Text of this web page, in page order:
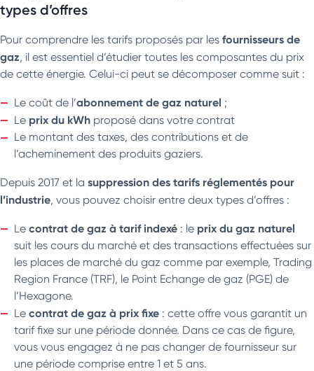
types d’offres
Pour comprendre les tarifs proposés par les fournisseurs de
gaz, il est essentiel d’étudier toutes les composantes du prix
de cette énergie. Celui-ci peut se décomposer comme suit :
Le coût de l’abonnement de gaz naturel ;
Le prix du kWh proposé dans votre contrat
Le montant des taxes, des contributions et de
l’acheminement des produits gaziers.
Depuis 2017 et la suppression des tarifs réglementés pour
l’industrie, vous pouvez choisir entre deux types d’offres :
Le contrat de gaz à tarif indexé : le prix du gaz naturel
suit les cours du marché et des transactions effectuées sur
les places de marché du gaz comme par exemple, Trading
Region France (TRF), le Point Echange de gaz (PGE) de
l’Hexagone.
Le contrat de gaz à prix fixe : cette offre vous garantit un
tarif fixe sur une période donnée. Dans ce cas de figure,
vous vous engagez à ne pas changer de fournisseur sur
une période comprise entre 1 et 5 ans.